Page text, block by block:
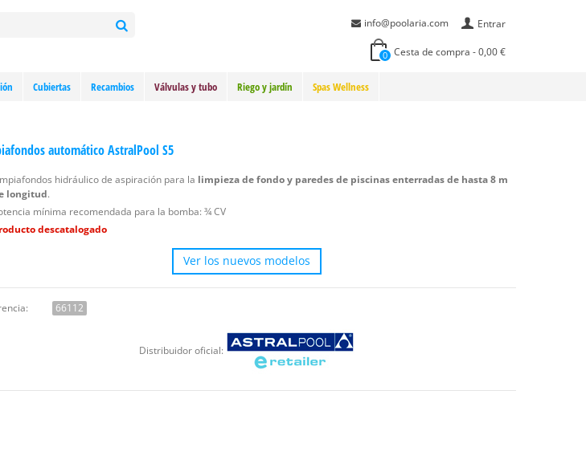
Entrar
info@poolaria.com
0 Cesta de compra -0,00 €
Cubiertas Recambios Válvulas y tubo Riego y jardín Spas Wellness
automático AstralPool S5
hidráulico de aspiración para la limpieza de fondo y paredes de piscinas enterradas de hasta 8 m
longitud.
mínima recomendada para la bomba: ¾ CV
descatalogado
Ver los nuevos modelos
66112
Distribuidor oficial: